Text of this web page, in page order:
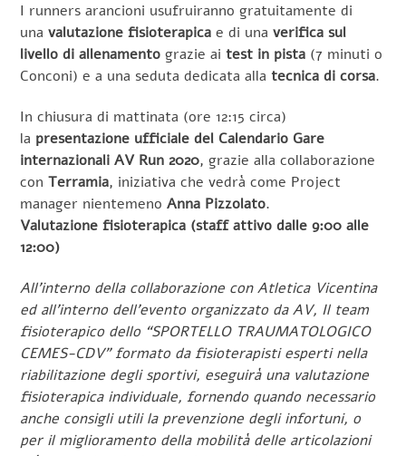
I runners arancioni usufruiranno gratuitamente di
unavalutazione fisioterapica e di unaverifica sul
livello di allenamento grazie aitest in pista (7 minuti o
Conconi) e a una seduta dedicata allatecnica di corsa.
In chiusura di mattinata (ore 12:15 circa)
la presentazione ufficiale del Calendario Gare
internazionali AV Run 2020, grazie alla collaborazione
conTerramia, iniziativa che vedrà come Project
manager nientemenoAnna Pizzolato.
Valutazione fisioterapica (staff attivo dalle 9:00 alle
12:00)
All’interno della collaborazione con Atletica Vicentina
ed all’interno dell’evento organizzato da AV, Il team
fisioterapico dello “SPORTELLO TRAUMATOLOGICO
CEMES-CDV” formato da fisioterapisti esperti nella
riabilitazione degli sportivi, eseguirà una valutazione
fisioterapica individuale, fornendo quando necessario
anche consigli utili la prevenzione degli infortuni, o
per il miglioramento della mobilità delle articolazioni